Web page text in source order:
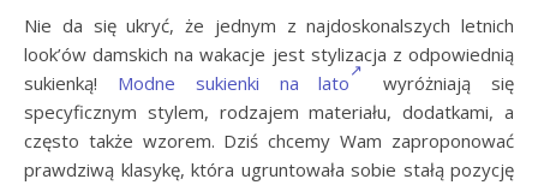
Nie da się ukryć, że jednym z najdoskonalszych letnich
look’ów damskich na wakacje jest stylizacja z odpowiednią
sukienką! Modne sukienki na lato
wyróżniają się
specyficznym stylem, rodzajem materiału, dodatkami, a
często także wzorem. Dziś chcemy Wam zaproponować
prawdziwą klasykę, która ugruntowała sobie stałą pozycję